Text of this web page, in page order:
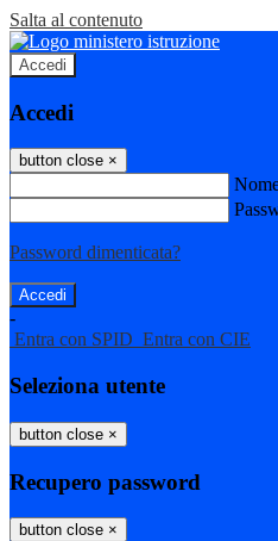
Salta al contenuto
Accedi
Accedi
button close ×
Password dimenticata?
-
Entra con SPID Entra con CIE
Seleziona utente
button close ×
Recupero password
button close ×